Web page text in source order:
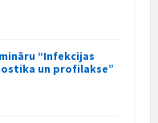
“Infekcijas
un profilakse”